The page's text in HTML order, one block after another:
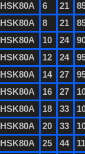
HSK80A
6 21
HSK80A
8 21
HSK80A
10 24
HSK80A
12 24
HSK80A
14 27
HSK80A
16 27
HSK80A
18 33
HSK80A
20 33
HSK80A
25 44